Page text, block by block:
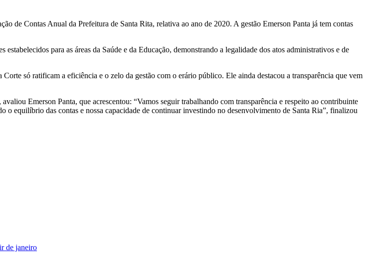
de Contas Anual da Prefeitura de Santa Rita, relativa ao ano de 2020. A gestão Emerson Panta já tem contas
para as áreas da Saúde e da Educação, demonstrando a legalidade dos atos administrativos e de
só ratificam a eficiência e o zelo da gestão com o erário público. Ele ainda destacou a transparência que vem
Emerson Panta, que acrescentou: “Vamos seguir trabalhando com transparência e respeito ao contribuinte
o equilíbrio das contas e nossa capacidade de continuar investindo no desenvolvimento de Santa Ria”, finalizou
de janeiro